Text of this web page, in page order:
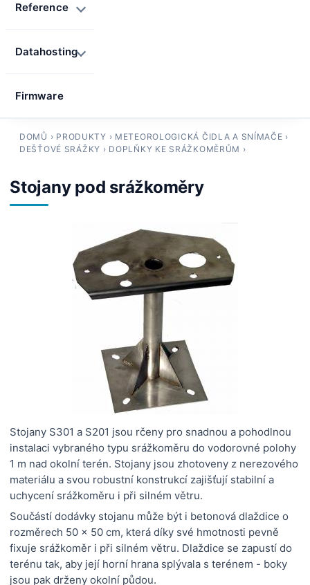
DOMŮ › PRODUKTY › METEOROLOGICKÁ ČIDLA A SNÍMAČE ›
DEŠŤOVÉ SRÁŽKY › DOPLŇKY KE SRÁŽKOMĚRŮM ›
Stojany pod srážkoměry
Stojany S301 a S201 jsou rčeny pro snadnou a pohodlnou
instalaci vybraného typu srážkoměru do vodorovné polohy
1 m nad okolní terén. Stojany jsou zhotoveny z nerezového
materiálu a svou robustní konstrukcí zajišťují stabilní a
uchycení srážkoměru i při silném větru.
Součástí dodávky stojanu může být i betonová dlaždice o
rozměrech 50 x 50 cm, která díky své hmotnosti pevně
fixuje srážkoměr i při silném větru. Dlaždice se zapustí do
terénu tak, aby její horní hrana splývala s terénem - boky
jsou pak drženy okolní půdou.
Reference
Datahosting
Firmware